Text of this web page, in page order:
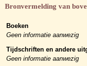
Bronvermelding van
Boeken
Geen informatie aanwezig
Tijdschriften en andere
Geen informatie aanwezig